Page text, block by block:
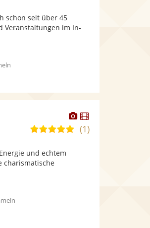
Sternen
schon seit über 45
Veranstaltungen im In-
Dieser
Künstler
stellt
Dieser
Künstler
5,0(1)
und echtem
charismatische